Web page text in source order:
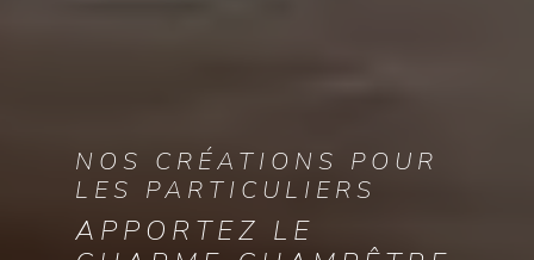
NOS CRÉATIONS POUR
LES PARTICULIERS
APPORTEZ LE